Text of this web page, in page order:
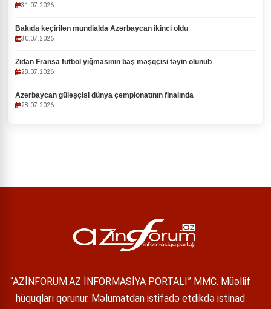
31.07.2026
Bakıda keçirilən mundialda Azərbaycan ikinci oldu
30.07.2026
Zidan Fransa futbol yığmasının baş məşqçisi təyin olunub
28.07.2026
Azərbaycan güləşçisi dünya çempionatının finalında
28.07.2026
“AZİNFORUM.AZ İNFORMASİYA PORTALI” MMC. Müəllif
hüquqları qorunur. Məlumatdan istifadə etdikdə istinad